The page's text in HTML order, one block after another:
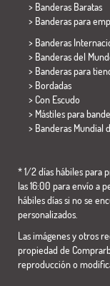
> Banderas Baratas
> Banderas para
> Banderas
> Banderas del
> Banderas para
> Bordadas
> Con Escudo
> Mástiles para
> Banderas Mundial
* 1/2 días hábiles para
las 16:00 para envío a
hábiles días si no se
personalizados.
Las imágenes y otros
propiedad de
reproducción o